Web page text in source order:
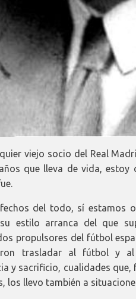
viejo socio del Real
que lleva de vida,
del todo, sí estamos
estilo arranca del que
propulsores del fútbol
trasladar al fútbol y
y sacrificio, cualidades
los llevo también a